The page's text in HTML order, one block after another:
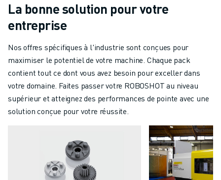
La bonne solution pour votre
entreprise
Nos offres spécifiques à l'industrie sont conçues pour
maximiser le potentiel de votre machine. Chaque pack
contient tout ce dont vous avez besoin pour exceller dans
votre domaine. Faites passer votre ROBOSHOT au niveau
supérieur et atteignez des performances de pointe avec une
solution conçue pour votre réussite.